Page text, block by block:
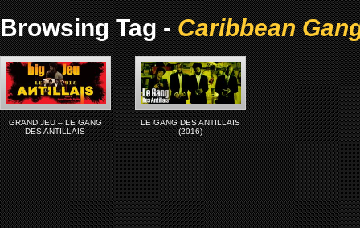
Browsing Tag -Caribbean
GRAND JEU – LE GANG
DES ANTILLAIS
LE GANG DES ANTILLAIS
(2016)